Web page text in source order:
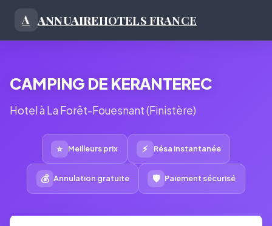
A ANNUAIREHOTELS FRANCE
CAMPING DE KERANTEREC
Hotel à La Forêt-Fouesnant (Finistère)
⭐ Meilleurs prix ⚡ Résa instantanée
💰 Annulation gratuite 🛡 Paiement sécurisé